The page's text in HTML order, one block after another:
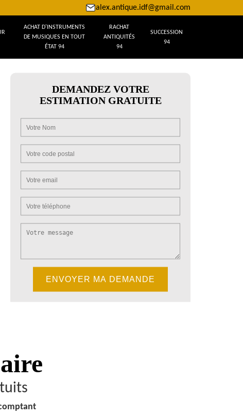
alex.antique.idf@gmail.com
ACHAT D'INSTRUMENTS
DE MUSIQUES EN TOUT
ÉTAT 94
RACHAT
ANTIQUITÉS
94
SUCCESSION
94
DEMANDEZ VOTRE
ESTIMATION GRATUITE